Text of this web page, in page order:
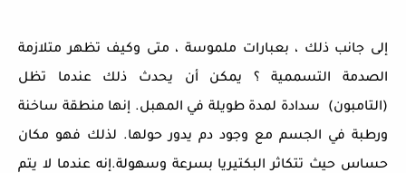
إلى جانب ذلك ، بعبارات ملموسة ، متى وكيف تظهر متلازمة
الصدمة التسممية ؟ يمكن أن يحدث ذلك عندما تظل
(التامبون) سدادة لمدة طويلة في المهبل. إنها منطقة ساخنة
ورطبة في الجسم مع وجود دم يدور حولها. لذلك فهو مكان
حساس حيث تتكاثر البكتيريا بسرعة وسهولة.إنه عندما لا يتم